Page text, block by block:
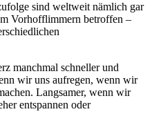
sind weltweit nämlich gar
Vorhofflimmern betroffen –
manchmal schneller und
wir uns aufregen, wenn wir
Langsamer, wenn wir
entspannen oder